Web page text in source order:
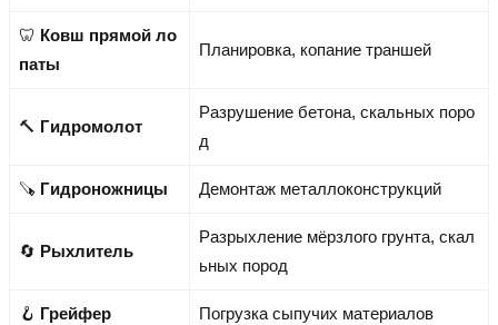
🦷 Ковш прямой ло
паты
Планировка, копание траншей
🔨 Гидромолот
Разрушение бетона, скальных поро
д
🪚 Гидроножницы Демонтаж металлоконструкций
🔄 Рыхлитель
Разрыхление мёрзлого грунта, скал
ьных пород
🪝 Грейфер Погрузка сыпучих материалов